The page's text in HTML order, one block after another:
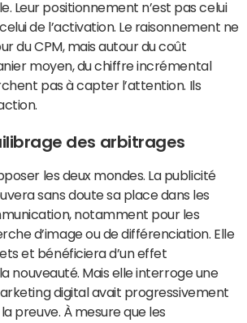
Leur positionnement n’est pas celui
de l’activation. Le raisonnement ne
du CPM, mais autour du coût
moyen, du chiffre incrémental
pas à capter l’attention. Ils
des arbitrages
les deux mondes. La publicité
sans doute sa place dans les
notamment pour les
d’image ou de différenciation. Elle
et bénéficiera d’un effet
nouveauté. Mais elle interroge une
digital avait progressivement
preuve. À mesure que les